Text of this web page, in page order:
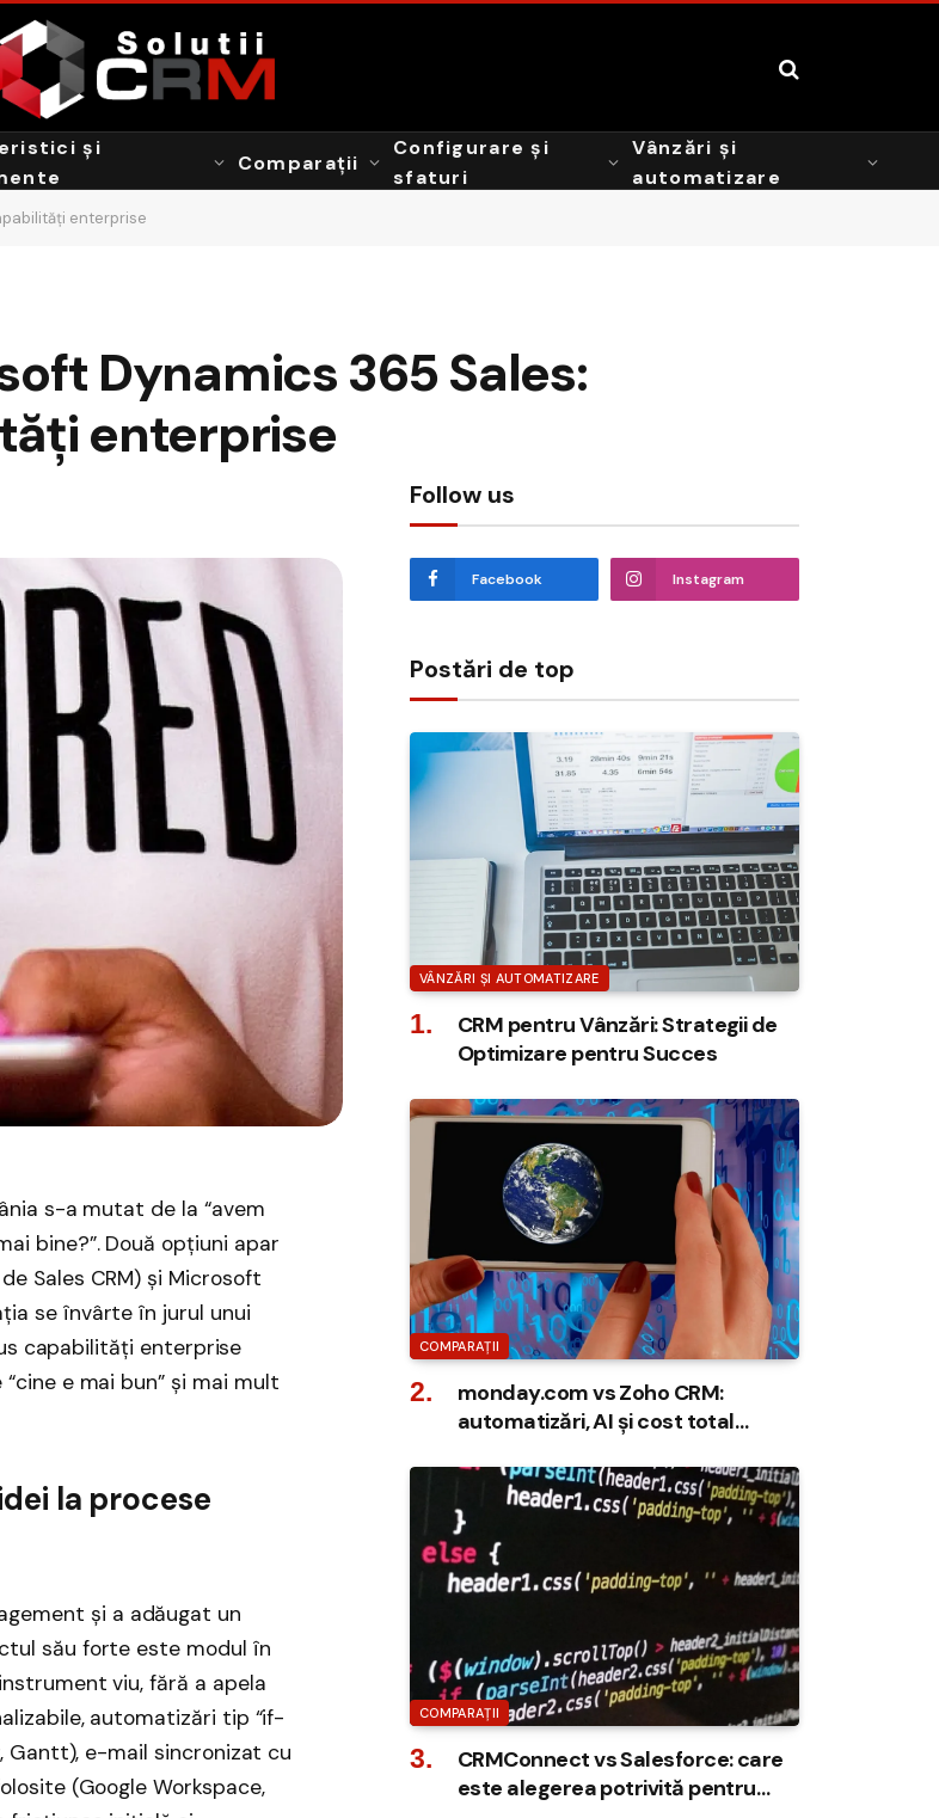
și
Comparații
Configurare și
sfaturi
Vânzări și
automatizare
enterprise
Dynamics 365 Sales:
enterprise
s-a mutat de la “avem
bine?”. Două opțiuni apar
Sales CRM) și Microsoft
se învârte în jurul unui
capabilități enterprise
e mai bun” și mai mult
la procese
și a adăugat un
său forte este modul în
viu, fără a apela
automatizări tip “if-
Gantt), e-mail sincronizat cu
(Google Workspace,
Follow us
Facebook Instagram
Postări de top
VÂNZĂRI ȘI AUTOMATIZARE
CRM pentru Vânzări: Strategii de
Optimizare pentru Succes
COMPARAȚII
monday.com vs Zoho CRM:
automatizări, AI și cost total
COMPARAȚII
CRMConnect vs Salesforce: care
este alegerea potrivită pentru